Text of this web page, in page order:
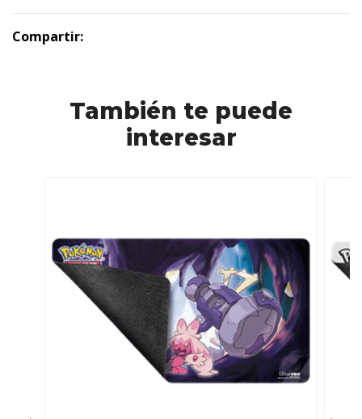
Compartir:
También te puede
interesar